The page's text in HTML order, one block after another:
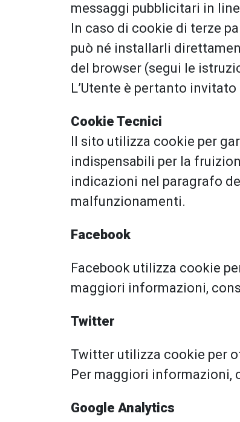
messaggi pubblicitari in
In caso di cookie di terze
può né installarli
del browser (segui le
L’Utente è pertanto
Cookie Tecnici
Il sito utilizza cookie per
indispensabili per la
indicazioni nel paragrafo
malfunzionamenti.
Facebook
Facebook utilizza cookie
maggiori informazioni,
Twitter
Twitter utilizza cookie per
Per maggiori informazioni,
Google Analytics